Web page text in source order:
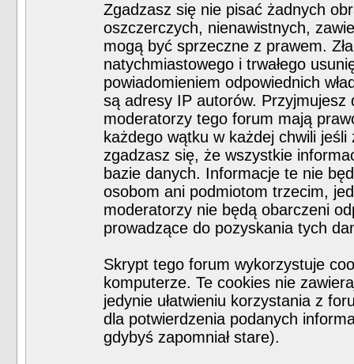
Zgadzasz się nie pisać żadnych
oszczerczych, nienawistnych,
mogą być sprzeczne z prawem.
natychmiastowego i trwałego
powiadomieniem odpowiednich
są adresy IP autorów.
moderatorzy tego forum mają
każdego wątku w każdej chwili
zgadzasz się, że wszystkie
bazie danych. Informacje te nie
osobom ani podmiotom trzecim,
moderatorzy nie będą obarczeni
prowadzące do pozyskania tych
Skrypt tego forum wykorzystuje
komputerze. Te cookies nie
jedynie ułatwieniu korzystania z
dla potwierdzenia podanych
gdybyś zapomniał stare).